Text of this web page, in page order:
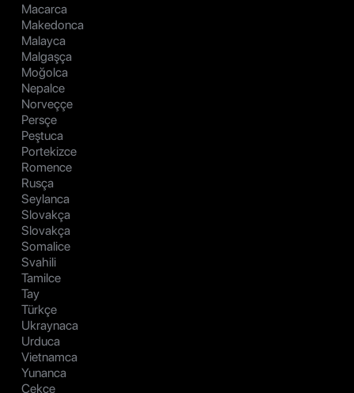
Macarca
Makedonca
Malayca
Malgaşça
Moğolca
Nepalce
Norveççe
Persçe
Peştuca
Portekizce
Romence
Rusça
Seylanca
Slovakça
Slovakça
Somalice
Svahili
Tamilce
Tay
Türkçe
Ukraynaca
Urduca
Vietnamca
Yunanca
Çekçe